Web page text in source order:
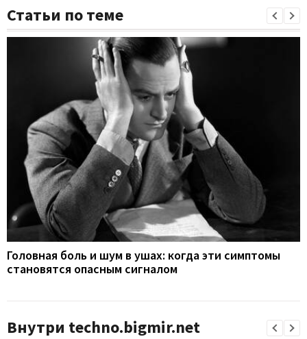
Статьи по теме
Головная боль и шум в ушах: когда эти симптомы
становятся опасным сигналом
Внутри techno.bigmir.net